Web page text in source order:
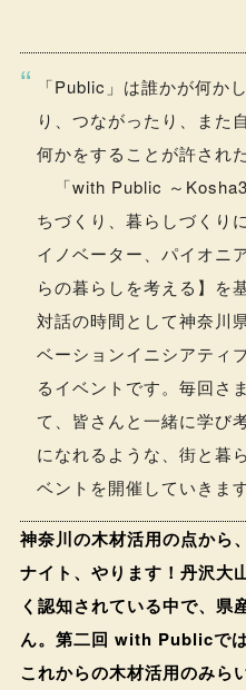
「Public」は誰かが何か
り、つながったり、また
何かをすることが許された
「with Public ～
ちづくり、暮らしづくり
イノベーター、パイオニ
らの暮らしを考える】を
対話の時間として神奈川
ベーションイニシアティ
るイベントです。毎回さ
て、皆さんと一緒に学び
になれるような、街と暮
ベントを開催していきます
神奈川の木材活用の点から
ナイト、やります！丹沢大
く認知されている中で、県
ん。第二回 with Publicでは
これからの木材活用のみら